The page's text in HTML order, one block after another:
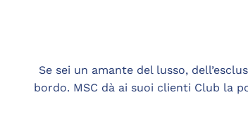
Se sei un amante del lusso,
bordo. MSC dà ai suoi clienti Club la